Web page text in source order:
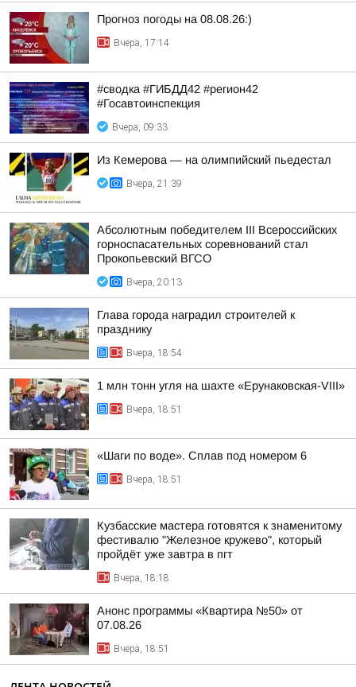
Прогноз погоды на 08.08.26:)
Вчера, 17:14
#сводка #ГИБДД42 #регион42
#Госавтоинспекция
Вчера, 09:33
Из Кемерова — на олимпийский пьедестал
Вчера, 21:39
Абсолютным победителем III Всероссийских
горноспасательных соревнований стал
Прокопьевский ВГСО
Вчера, 20:13
Глава города наградил строителей к
празднику
Вчера, 18:54
1 млн тонн угля на шахте «Ерунаковская-VIII»
Вчера, 18:51
«Шаги по воде». Сплав под номером 6
Вчера, 18:51
Кузбасские мастера готовятся к знаменитому
фестивалю "Железное кружево", который
пройдёт уже завтра в пгт
Вчера, 18:18
Анонс программы «Квартира №50» от
07.08.26
Вчера, 18:51